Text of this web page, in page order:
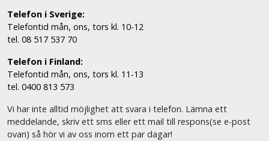
Telefon i Sverige:
Telefontid mån, ons, tors kl. 10-12
tel. 08 517 537 70
Telefon i Finland:
Telefontid mån, ons, tors kl. 11-13
tel. 0400 813 573
Vi har inte alltid möjlighet att svara i telefon. Lämna ett
meddelande, skriv ett sms eller ett mail till respons(se e-post
ovan) så hör vi av oss inom ett par dagar!